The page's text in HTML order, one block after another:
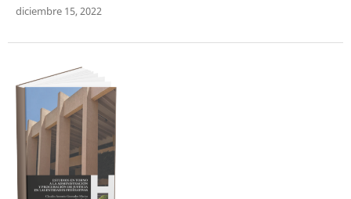
diciembre 15, 2022